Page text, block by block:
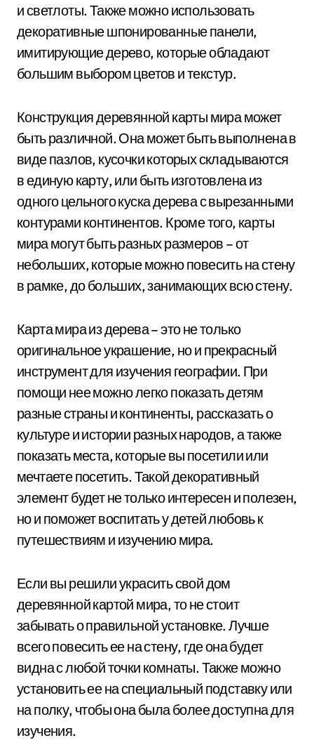
и светлоты. Также можно использовать
декоративные шпонированные панели,
имитирующие дерево, которые обладают
большим выбором цветов и текстур.
Конструкция деревянной карты мира может
быть различной. Она может быть выполнена в
виде пазлов, кусочки которых складываются
в единую карту, или быть изготовлена из
одного цельного куска дерева с вырезанными
контурами континентов. Кроме того, карты
мира могут быть разных размеров – от
небольших, которые можно повесить на стену
в рамке, до больших, занимающих всю стену.
Карта мира из дерева – это не только
оригинальное украшение, но и прекрасный
инструмент для изучения географии. При
помощи нее можно легко показать детям
разные страны и континенты, рассказать о
культуре и истории разных народов, а также
показать места, которые вы посетили или
мечтаете посетить. Такой декоративный
элемент будет не только интересен и полезен,
но и поможет воспитать у детей любовь к
путешествиям и изучению мира.
Если вы решили украсить свой дом
деревянной картой мира, то не стоит
забывать о правильной установке. Лучше
всего повесить ее на стену, где она будет
видна с любой точки комнаты. Также можно
установить ее на специальный подставку или
на полку, чтобы она была более доступна для
изучения.